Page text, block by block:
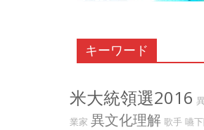
キーワード
米大統領選2016
業家 異文化理解 歌手 嚥